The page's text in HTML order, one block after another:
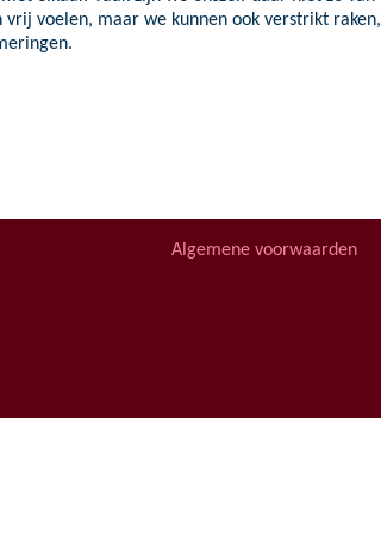
vrij voelen, maar we kunnen ook verstrikt raken,
Algemene voorwaarden